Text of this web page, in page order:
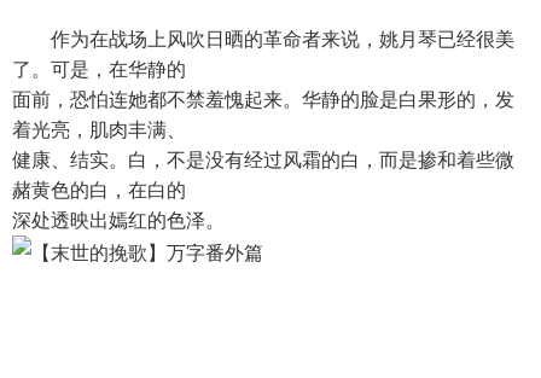
作为在战场上风吹日晒的革命者来说，姚月琴已经很美
了。可是，在华静的
面前，恐怕连她都不禁羞愧起来。华静的脸是白果形的，发
着光亮，肌肉丰满、
健康、结实。白，不是没有经过风霜的白，而是掺和着些微
赭黄色的白，在白的
深处透映出嫣红的色泽。